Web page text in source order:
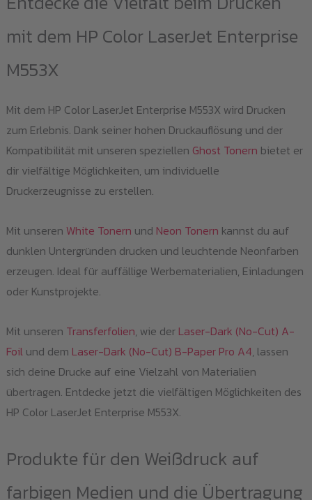
mit dem HP Color LaserJet Enterprise
M553X
Mit dem HP Color LaserJet Enterprise M553X wird Drucken
zum Erlebnis. Dank seiner hohen Druckauflösung und der
Kompatibilität mit unseren speziellen Ghost Tonern bietet er
dir vielfältige Möglichkeiten, um individuelle
Druckerzeugnisse zu erstellen.
Mit unseren White Tonern und Neon Tonern kannst du auf
dunklen Untergründen drucken und leuchtende Neonfarben
erzeugen. Ideal für auffällige Werbematerialien, Einladungen
oder Kunstprojekte.
Mit unseren Transferfolien, wie der Laser-Dark (No-Cut) A-
Foilund dem Laser-Dark (No-Cut) B-Paper Pro A4, lassen
sich deine Drucke auf eine Vielzahl von Materialien
übertragen. Entdecke jetzt die vielfältigen Möglichkeiten des
HP Color LaserJet Enterprise M553X.
Produkte für den Weißdruck auf
farbigen Medien und die Übertragung